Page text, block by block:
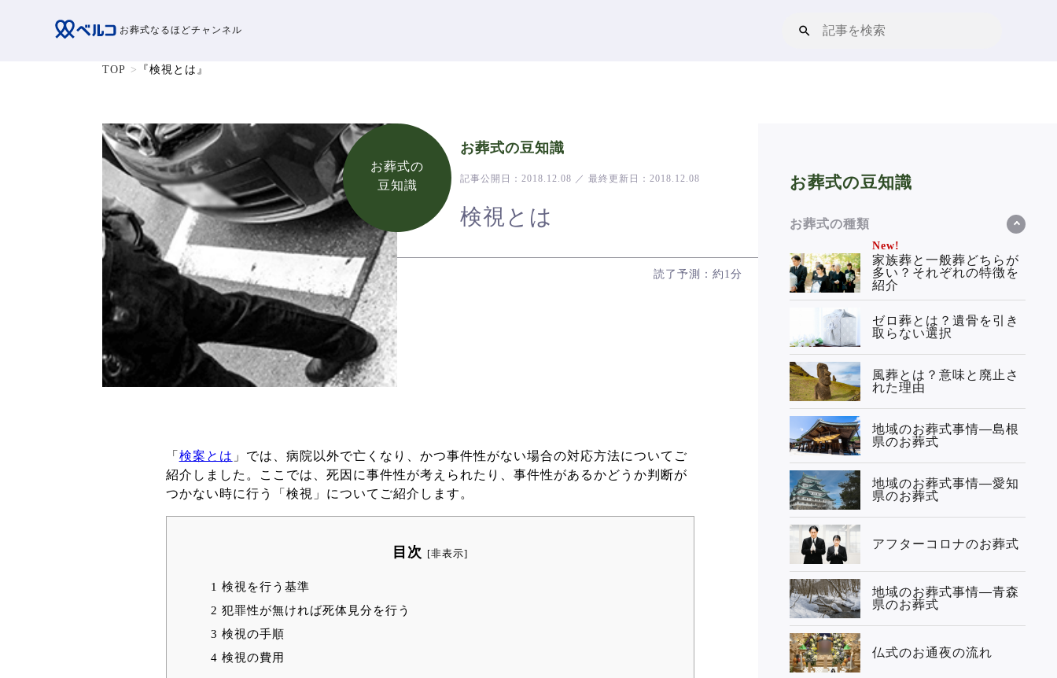
お葬式なるほどチャンネル
TOP 『検視とは』
お葬式の
豆知識
お葬式の豆知識
記事公開日：2018.12.08 ／ 最終更新日：2018.12.08
検視とは
読了予測：約1分
「 検案とは 」では、病院以外で亡くなり、かつ事件性がない場合の対応方法についてご
紹介しました。ここでは、死因に事件性が考えられたり、事件性があるかどうか判断が
つかない時に行う「検視」についてご紹介します。
目次 [非表示]
1 検視を行う基準
2 犯罪性が無ければ死体見分を行う
3 検視の手順
4 検視の費用
お葬式の豆知識
お葬式の種類
New!
家族葬と一般葬どちらが
多い？それぞれの特徴を
紹介
ゼロ葬とは？遺骨を引き
取らない選択
風葬とは？意味と廃止さ
れた理由
地域のお葬式事情—島根
県のお葬式
地域のお葬式事情—愛知
県のお葬式
アフターコロナのお葬式
地域のお葬式事情—青森
県のお葬式
仏式のお通夜の流れ